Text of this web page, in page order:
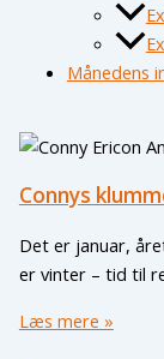
Månedens
Connys
Det er januar,
er vinter – tid til
Læs mere »